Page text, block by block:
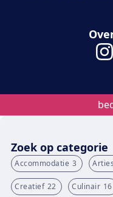
Zoek op categorie
Accommodatie 3
Creatief 22 Culinair 16